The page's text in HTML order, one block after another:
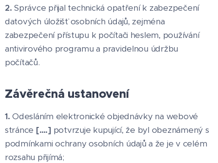
2.Správce přijal technická opatření k zabezpečení
datových úložišť osobních údajů, zejména
zabezpečení přístupu k počítači heslem, používání
antivirového programu a pravidelnou údržbu
počítačů.
Závěrečná ustanovení
1.Odesláním elektronické objednávky na webové
stránce [….] potvrzuje kupující, že byl obeznámený s
podmínkami ochrany osobních údajů a že je v celém
rozsahu přijímá;